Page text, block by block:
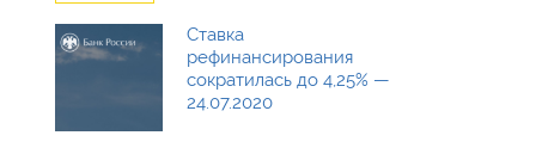
Ставка
рефинансирования
сократилась до 4,25% —
24.07.2020